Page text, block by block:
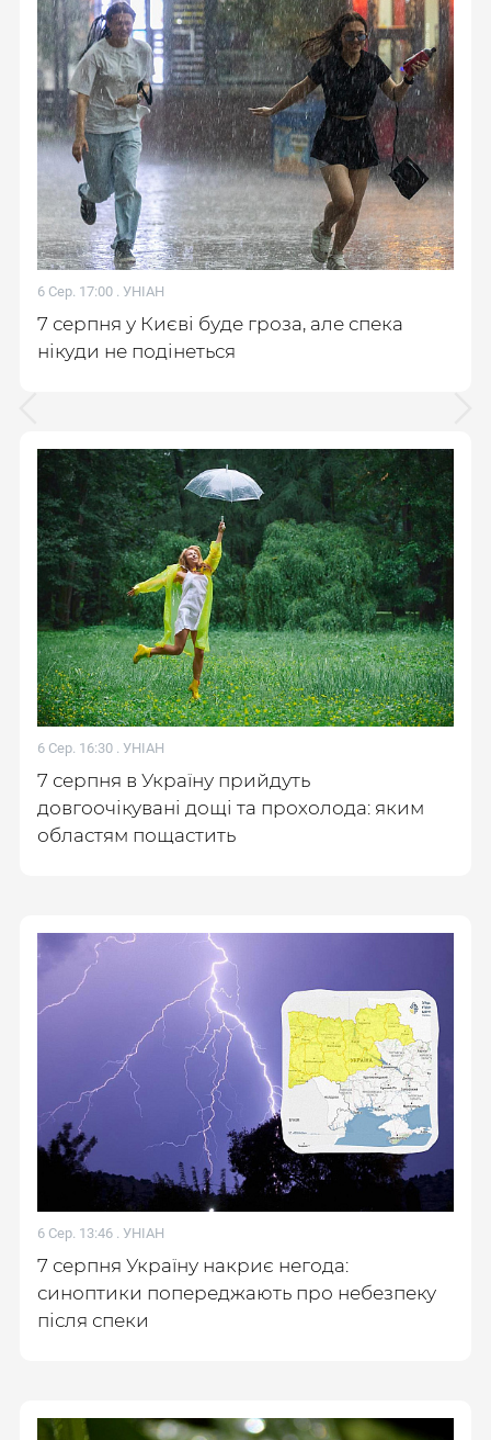
6 Сер. 17:00 . УНІАН
7 серпня у Києві буде гроза, але спека
нікуди не подінеться
6 Сер. 16:30 . УНІАН
7 серпня в Україну прийдуть
довгоочікувані дощі та прохолода: яким
областям пощастить
6 Сер. 13:46 . УНІАН
7 серпня Україну накриє негода:
синоптики попереджають про небезпеку
після спеки